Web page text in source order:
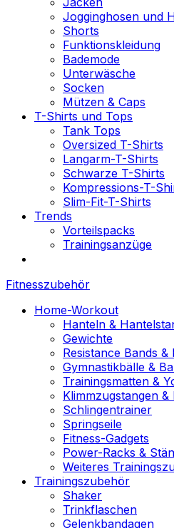
Jogginghosen und
Shorts
Funktionskleidung
Bademode
Unterwäsche
Socken
Mützen & Caps
T-Shirts und Tops
Tank Tops
Oversized T-Shirts
Langarm-T-Shirts
Schwarze T-Shirts
Kompressions-T-
Slim-Fit-T-Shirts
Trends
Vorteilspacks
Trainingsanzüge
Fitnesszubehör
Home-Workout
Hanteln &
Gewichte
Resistance Bands &
Gymnastikbälle &
Trainingsmatten &
Klimmzugstangen
Schlingentrainer
Springseile
Fitness-Gadgets
Power-Racks &
Weiteres
Trainingszubehör
Shaker
Trinkflaschen
Gelenkbandagen